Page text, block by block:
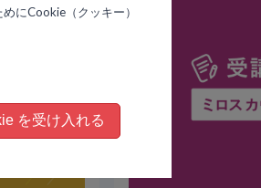
にCookie（クッキー）
を受け入れる